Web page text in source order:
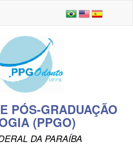
PÓS-GRADUAÇÃO
(PPGO)
DA PARAÍBA